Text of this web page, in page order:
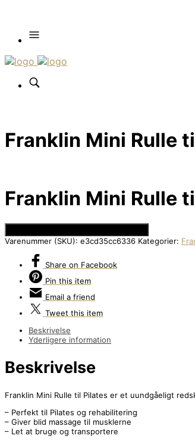
Franklin Mini Rulle
Franklin Mini Rulle
Varenummer (SKU): e3cd35cc6336 Kategorier:
Share on Facebook
Pin this item
Email a friend
Tweet this item
Beskrivelse
Yderligere information
Beskrivelse
Franklin Mini Rulle til Pilates er et uundgåeligt
– Perfekt til Pilates og rehabilitering
– Giver blid massage til musklerne
– Let at bruge og transportere